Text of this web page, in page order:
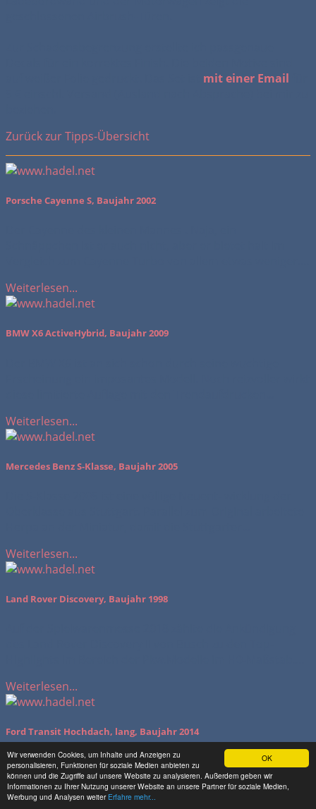
OK
Wir verwenden Cookies, um Inhalte und Anzeigen zu
personalisieren, Funktionen für soziale Medien anbieten zu
können und die Zugriffe auf unsere Website zu analysieren. Außerdem geben wir
Informationen zu Ihrer Nutzung unserer Website an unsere Partner für soziale Medien,
Werbung und Analysen weiter Erfahre mehr...
mit einer Email
Zurück zur Tipps-Übersicht
Porsche Cayenne S, Baujahr 2002
Weiterlesen...
BMW X6 ActiveHybrid, Baujahr 2009
Weiterlesen...
Mercedes Benz S-Klasse, Baujahr 2005
Weiterlesen...
Land Rover Discovery, Baujahr 1998
Weiterlesen...
Ford Transit Hochdach, lang, Baujahr 2014
Auf den großen Ford Transit war ich schon lange scharf.
Im Straßenbild ist der Transporter häufig anzutreffen, als
Modell ist das Fahrzeug nicht erhältlich....